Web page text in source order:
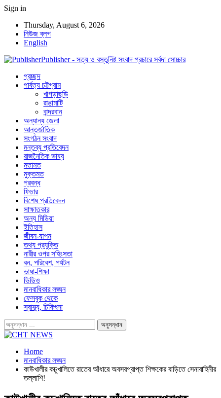
Sign in
Thursday, August 6, 2026
নিউজ ব্লগ
English
Publisher - সত্য ও বস্তুনিষ্ট সংবাদ প্রচারে সর্বদা সোচ্চার
প্রচ্ছদ
পার্বত্য চট্টগ্রাম
খাগড়াছড়ি
রাঙামাটি
বান্দরবান
অন্যান্য জেলা
আন্তর্জাতিক
সংগঠন সংবাদ
মন্তব্য প্রতিবেদন
রাজনৈতিক ভাষ্য
মতামত
মুক্তমত
প্রবন্ধ
ফিচার
বিশেষ প্রতিবেদন
সাক্ষাতকার
অন্য মিডিয়া
ইতিহাস
জীবন-যাপন
তথ্য প্রযুক্তি
নারীর ওপর সহিংসতা
বন, পরিবেশ, পর্যটন
ভাষা-শিক্ষা
ভিডিও
মানবাধিকার লঙ্ঘন
ফেসবুক থেকে
স্বাস্থ্য, চিকিৎসা
Home
মানবাধিকার লঙ্ঘন
কাউখালীর কচুখালিতে রাতের আঁধারে অবসরপ্রাপ্ত শিক্ষকের বাড়িতে সেনাবাহিনীর
তল্লাশি!